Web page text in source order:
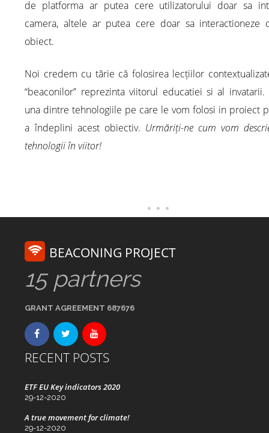
de platforma ar putea cere utilizatorului doar sa
camera, altele ar putea cere doar sa interactioneze
obiect.
Noi credem cu tărie că folosirea lecțiilor
“beaconilor” reprezinta viitorul educatiei si al
una dintre tehnologiile pe care le vom folosi in proiect
a îndeplini acest obiectiv. Urmăriți-ne cum vom
tehnologii în viitor!
BEACONING PROJECT
15 partners
GRANT AGREEMENT 687676
RECENT POSTS
ETF EU Key indicators 2020
29-12-2020
A true movement for climate!
29-12-2020